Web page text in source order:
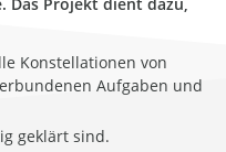
Konstellationen von
Aufgaben und
geklärt sind.